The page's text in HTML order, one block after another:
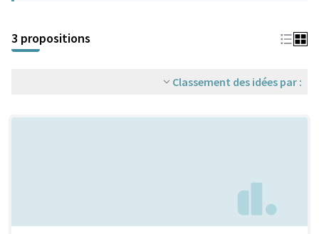
3 propositions
Classement des idées par :